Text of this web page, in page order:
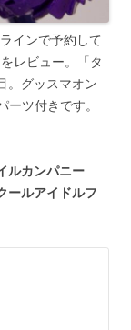
インで予約して
レビュー。「タ
。グッスマオン
ツ付きです。
ルカンパニー
ールアイドルフ